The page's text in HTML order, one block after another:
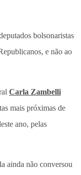
bolsonaristas
e não ao
Carla Zambelli
mais próximas de
ano, pelas
ainda não conversou